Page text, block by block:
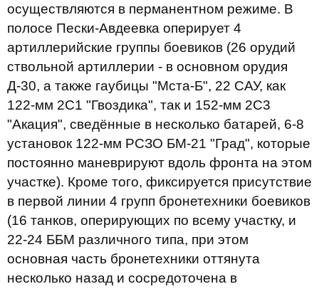
осуществляются в перманентном режиме. В
полосе Пески-Авдеевка оперирует 4
артиллерийские группы боевиков (26 орудий
ствольной артиллерии - в основном орудия
Д-30, а также гаубицы "Мста-Б", 22 САУ, как
122-мм 2С1 "Гвоздика", так и 152-мм 2С3
"Акация", сведённые в несколько батарей, 6-8
установок 122-мм РСЗО БМ-21 "Град", которые
постоянно маневрируют вдоль фронта на этом
участке). Кроме того, фиксируется присутствие
в первой линии 4 групп бронетехники боевиков
(16 танков, оперирующих по всему участку, и
22-24 ББМ различного типа, при этом
основная часть бронетехники оттянута
несколько назад и сосредоточена в